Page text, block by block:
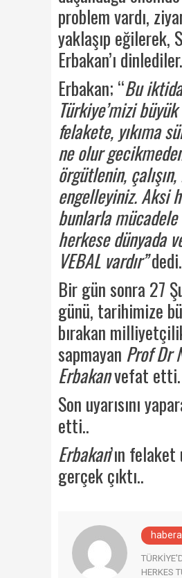
problem vardı,
yaklaşıp eğilerek,
Erbakan’ı dinlediler.
Erbakan; “Bu
Türkiye’mizi
felakete, yıkıma
ne olur
örgütlenin,
engelleyiniz. Aksi
bunlarla
herkese dünyada
VEBAL vardır”dedi.
Bir gün sonra 27
günü, tarihimize
bırakan
sapmayan Prof Dr
Erbakanvefat etti.
Son uyarısını
etti..
Erbakan’ın felaket
gerçek çıktı..
haberal
HERKES